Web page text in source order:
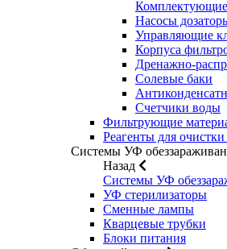
Комплектующие
Насосы
Управляющие
Корпуса
Дренажно-
Солевые баки
Счетчики воды
Фильтрующие
Реагенты для
Системы УФ
Назад
Системы УФ
УФ стерилизаторы
Сменные лампы
Кварцевые трубки
Блоки питания